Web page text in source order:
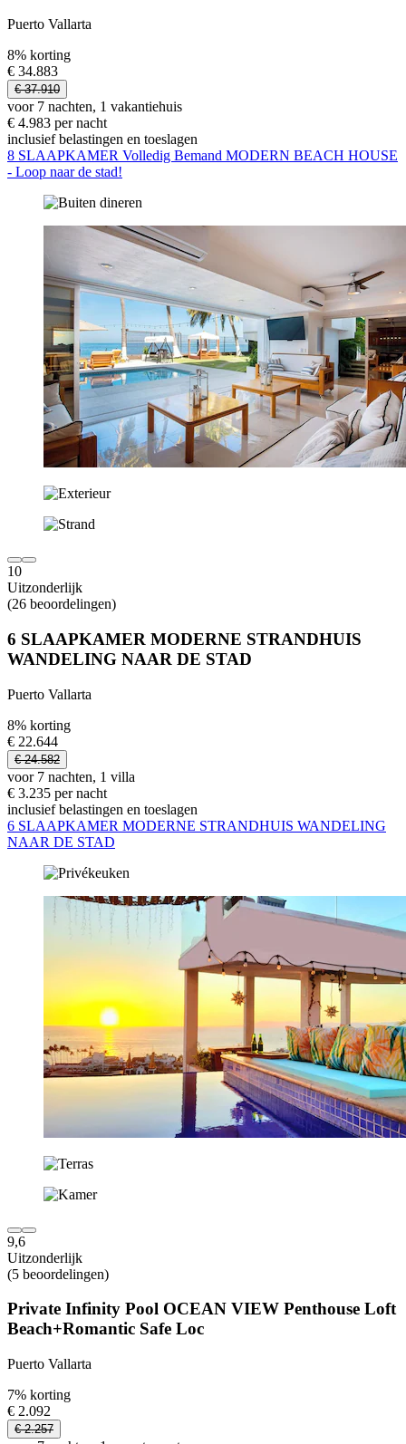
Puerto Vallarta
8% korting
€ 34.883
€ 37.910
voor 7 nachten, 1 vakantiehuis
€ 4.983 per nacht
inclusief belastingen en toeslagen
8 SLAAPKAMER Volledig Bemand MODERN BEACH HOUSE
- Loop naar de stad!
10
Uitzonderlijk
(26 beoordelingen)
6 SLAAPKAMER MODERNE STRANDHUIS
WANDELING NAAR DE STAD
Puerto Vallarta
8% korting
€ 22.644
€ 24.582
voor 7 nachten, 1 villa
€ 3.235 per nacht
inclusief belastingen en toeslagen
6 SLAAPKAMER MODERNE STRANDHUIS WANDELING
NAAR DE STAD
9,6
Uitzonderlijk
(5 beoordelingen)
Private Infinity Pool OCEAN VIEW Penthouse Loft
Beach+Romantic Safe Loc
Puerto Vallarta
7% korting
€ 2.092
€ 2.257